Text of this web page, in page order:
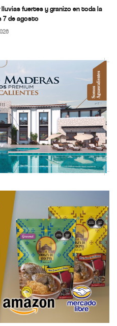
fuertes y granizo en toda la
7 de agosto